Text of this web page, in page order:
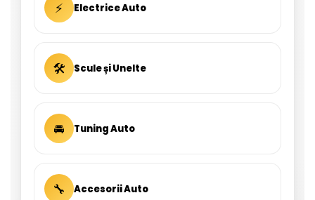
⚡ Electrice Auto
🛠 Scule și Unelte
🚘 Tuning Auto
🔧 Accesorii Auto